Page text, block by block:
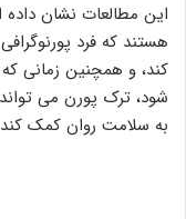
این مطالعات نشان
هستند که فرد
کند، و همچنین زمانی
شود، ترک پورن می
به سلامت روان کمک